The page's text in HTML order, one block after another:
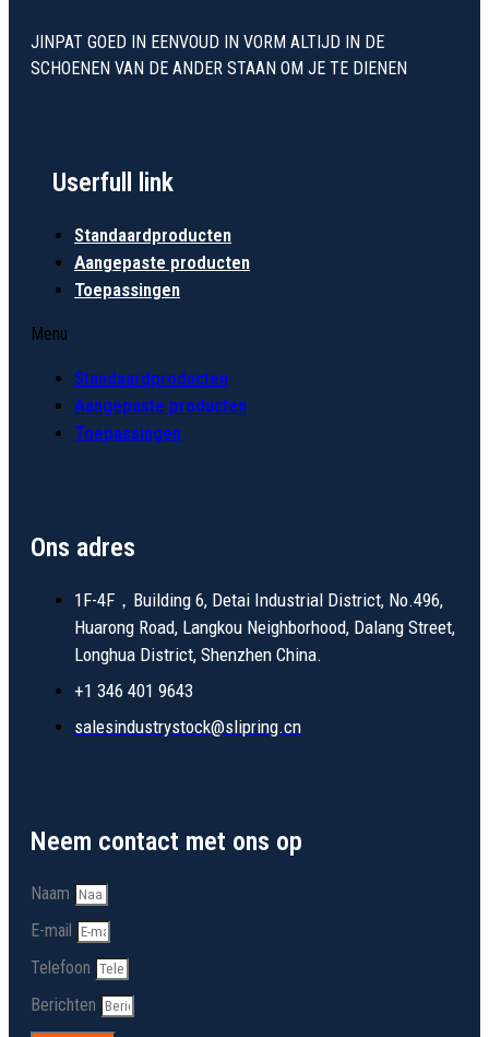
JINPAT GOED IN EENVOUD IN VORM ALTIJD IN DE
SCHOENEN VAN DE ANDER STAAN OM JE TE DIENEN
Userfull link
Standaardproducten
Aangepaste producten
Toepassingen
Menu
Standaardproducten
Aangepaste producten
Toepassingen
Ons adres
1F-4F，Building 6, Detai Industrial District, No.496,
Huarong Road, Langkou Neighborhood, Dalang Street,
Longhua District, Shenzhen China.
+1 346 401 9643
salesindustrystock@slipring.cn
Neem contact met ons op
Naam
E-mail
Telefoon
Berichten